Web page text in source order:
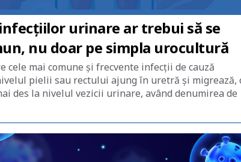
urinare ar trebui să se
nu doar pe simpla urocultură
mai comune și frecvente infecții de cauză
pielii sau rectului ajung în uretră și migrează,
des la nivelul vezicii urinare, având denumirea de